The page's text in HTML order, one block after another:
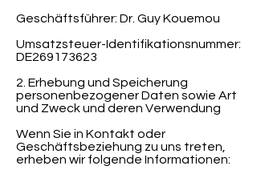
Geschäftsführer: Dr. Guy Kouemou
Umsatzsteuer-Identifikationsnummer:
DE269173623
2. Erhebung und Speicherung
personenbezogener Daten sowie Art
und Zweck und deren Verwendung
Wenn Sie in Kontakt oder
Geschäftsbeziehung zu uns treten,
erheben wir folgende Informationen: